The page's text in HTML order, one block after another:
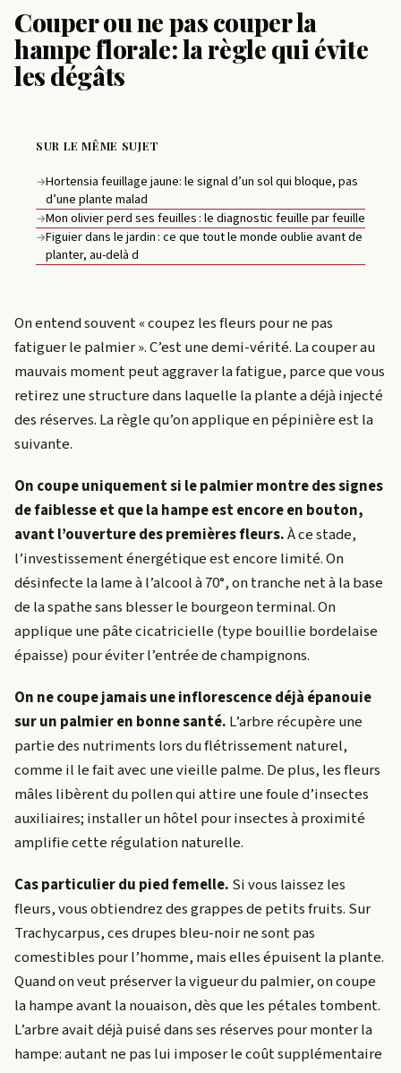
Couper ou ne pas couper la
hampe florale: la règle qui évite
les dégâts
SUR LE MÊME SUJET
→Hortensia feuillage jaune: le signal d’un sol qui bloque, pas
d’une plante malad
→Mon olivier perd ses feuilles : le diagnostic feuille par feuille
→Figuier dans le jardin : ce que tout le monde oublie avant de
planter, au-delà d
On entend souvent « coupez les fleurs pour ne pas
fatiguer le palmier ». C’est une demi-vérité. La couper au
mauvais moment peut aggraver la fatigue, parce que vous
retirez une structure dans laquelle la plante a déjà injecté
des réserves. La règle qu’on applique en pépinière est la
suivante.
On coupe uniquement si le palmier montre des signes
de faiblesse et que la hampe est encore en bouton,
avant l’ouverture des premières fleurs.À ce stade,
l’investissement énergétique est encore limité. On
désinfecte la lame à l’alcool à 70°, on tranche net à la base
de la spathe sans blesser le bourgeon terminal. On
applique une pâte cicatricielle (type bouillie bordelaise
épaisse) pour éviter l’entrée de champignons.
On ne coupe jamais une inflorescence déjà épanouie
sur un palmier en bonne santé. L’arbre récupère une
partie des nutriments lors du flétrissement naturel,
comme il le fait avec une vieille palme. De plus, les fleurs
mâles libèrent du pollen qui attire une foule d’insectes
auxiliaires; installer un hôtel pour insectes à proximité
amplifie cette régulation naturelle.
Cas particulier du pied femelle. Si vous laissez les
fleurs, vous obtiendrez des grappes de petits fruits. Sur
Trachycarpus, ces drupes bleu-noir ne sont pas
comestibles pour l’homme, mais elles épuisent la plante.
Quand on veut préserver la vigueur du palmier, on coupe
la hampe avant la nouaison, dès que les pétales tombent.
L’arbre avait déjà puisé dans ses réserves pour monter la
hampe: autant ne pas lui imposer le coût supplémentaire